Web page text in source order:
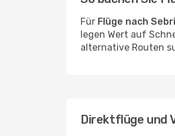
Für Flüge nach
legen Wert auf
alternative Routen
Direktflüge und